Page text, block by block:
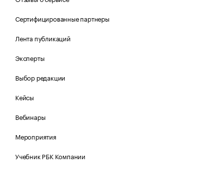
Сертифицированные партнеры
Лента публикаций
Эксперты
Выбор редакции
Кейсы
Вебинары
Мероприятия
Учебник РБК Компании